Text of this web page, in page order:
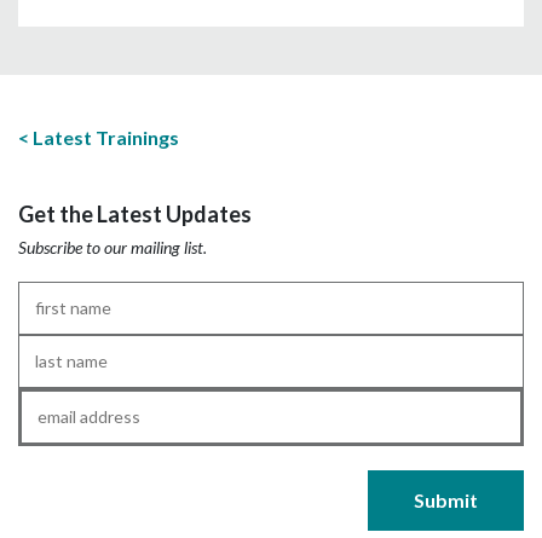
Latest Trainings
Get the Latest Updates
Subscribe to our mailing list.
Name*
Name*
Email*